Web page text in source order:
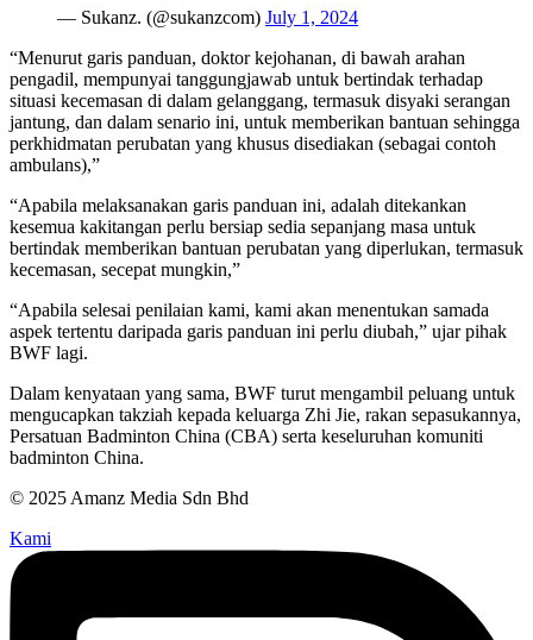
— Sukanz. (@sukanzcom) July 1, 2024
“Menurut garis panduan, doktor kejohanan, di bawah arahan
pengadil, mempunyai tanggungjawab untuk bertindak terhadap
situasi kecemasan di dalam gelanggang, termasuk disyaki serangan
jantung, dan dalam senario ini, untuk memberikan bantuan sehingga
perkhidmatan perubatan yang khusus disediakan (sebagai contoh
ambulans),”
“Apabila melaksanakan garis panduan ini, adalah ditekankan
kesemua kakitangan perlu bersiap sedia sepanjang masa untuk
bertindak memberikan bantuan perubatan yang diperlukan, termasuk
kecemasan, secepat mungkin,”
“Apabila selesai penilaian kami, kami akan menentukan samada
aspek tertentu daripada garis panduan ini perlu diubah,” ujar pihak
BWF lagi.
Dalam kenyataan yang sama, BWF turut mengambil peluang untuk
mengucapkan takziah kepada keluarga Zhi Jie, rakan sepasukannya,
Persatuan Badminton China (CBA) serta keseluruhan komuniti
badminton China.
© 2025 Amanz Media Sdn Bhd
Kami